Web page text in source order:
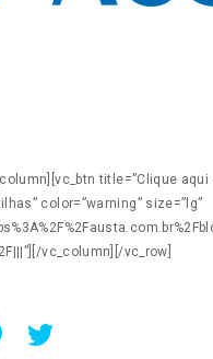
title=”Clique
color=”warning” size=”lg”
vc_column][/vc_row]